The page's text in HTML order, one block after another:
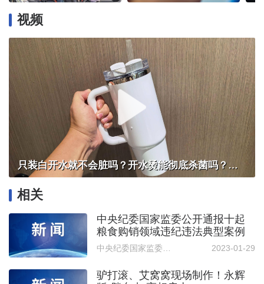
视频
只装白开水就不会脏吗？开水烫能彻底杀菌吗？感控专家详解“吸管杯”藏菌真相｜都视频·热观察
相关
中央纪委国家监委公开通报十起
粮食购销领域违纪违法典型案例
中央纪委国家监委网站客户端 2023-01-29
驴打滚、艾窝窝现场制作！永辉